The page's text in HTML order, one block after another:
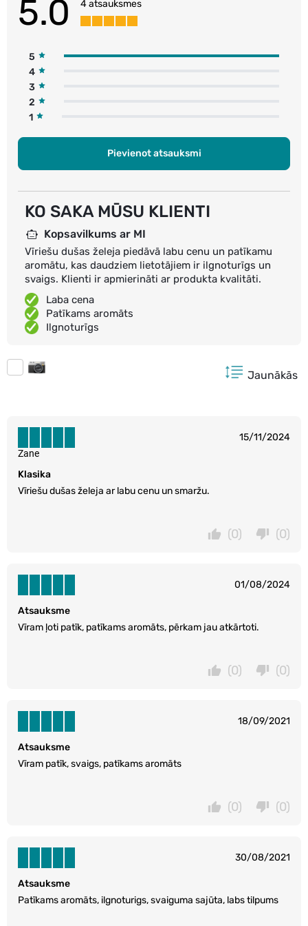
5.0 4 atsauksmes
5
4
3
2
1
Pievienot atsauksmi
KO SAKA MŪSU KLIENTI
Kopsavilkums ar MI
Vīriešu dušas želeja piedāvā labu cenu un patīkamu
aromātu, kas daudziem lietotājiem ir ilgnoturīgs un
svaigs. Klienti ir apmierināti ar produkta kvalitāti.
Laba cena
Patīkams aromāts
Ilgnoturīgs
Jaunākās
15/11/2024
Klasika
Vīriešu dušas želeja ar labu cenu un smaržu.
Zane
(0)
(0)
01/08/2024
Atsauksme
Vīram ļoti patīk, patīkams aromāts, pērkam jau atkārtoti.
(0)
(0)
18/09/2021
Atsauksme
Vīram patīk, svaigs, patīkams aromāts
(0)
(0)
30/08/2021
Atsauksme
Patīkams aromāts, ilgnoturigs, svaiguma sajūta, labs tilpums